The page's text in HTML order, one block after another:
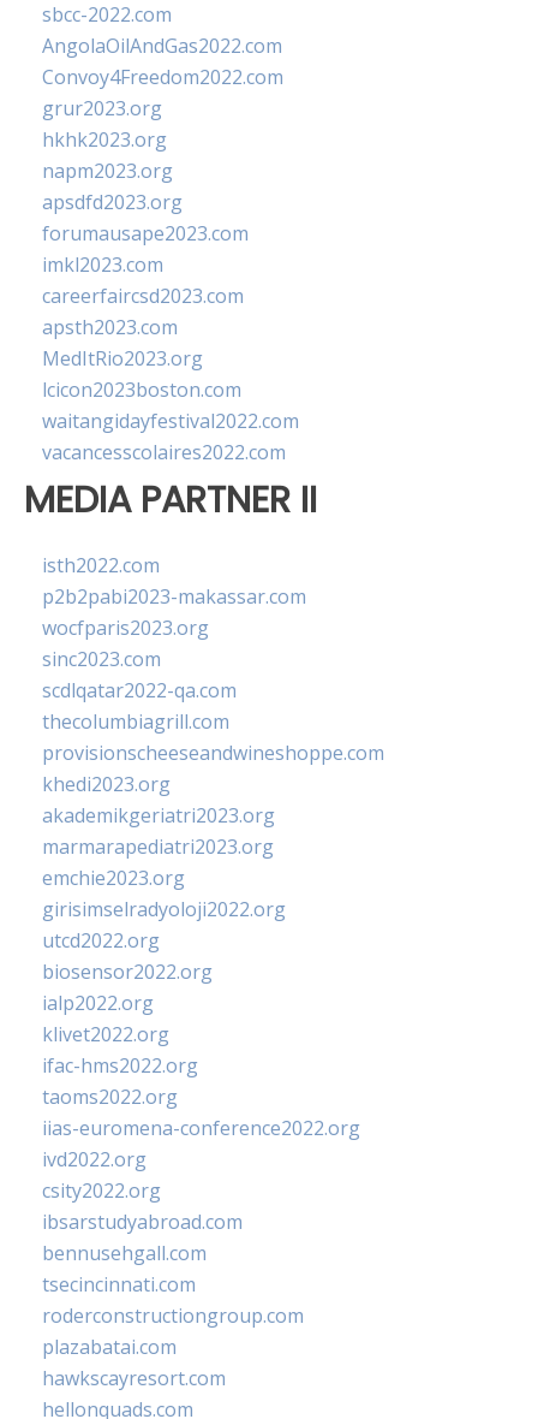
sbcc-2022.com
AngolaOilAndGas2022.com
Convoy4Freedom2022.com
grur2023.org
hkhk2023.org
napm2023.org
apsdfd2023.org
forumausape2023.com
imkl2023.com
careerfaircsd2023.com
apsth2023.com
MedItRio2023.org
lcicon2023boston.com
waitangidayfestival2022.com
vacancesscolaires2022.com
MEDIA PARTNER II
isth2022.com
p2b2pabi2023-makassar.com
wocfparis2023.org
sinc2023.com
scdlqatar2022-qa.com
thecolumbiagrill.com
provisionscheeseandwineshoppe.com
khedi2023.org
akademikgeriatri2023.org
marmarapediatri2023.org
emchie2023.org
girisimselradyoloji2022.org
utcd2022.org
biosensor2022.org
ialp2022.org
klivet2022.org
ifac-hms2022.org
taoms2022.org
iias-euromena-conference2022.org
ivd2022.org
csity2022.org
ibsarstudyabroad.com
bennusehgall.com
tsecincinnati.com
roderconstructiongroup.com
plazabatai.com
hawkscayresort.com
hellonquads.com